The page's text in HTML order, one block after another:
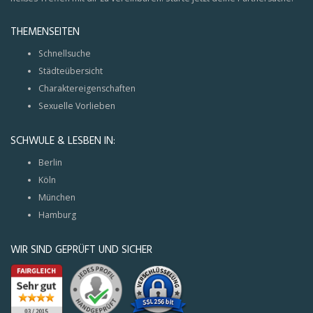
THEMENSEITEN
Schnellsuche
Städteübersicht
Charaktereigenschaften
Sexuelle Vorlieben
SCHWULE & LESBEN IN:
Berlin
Köln
München
Hamburg
WIR SIND GEPRÜFT UND SICHER